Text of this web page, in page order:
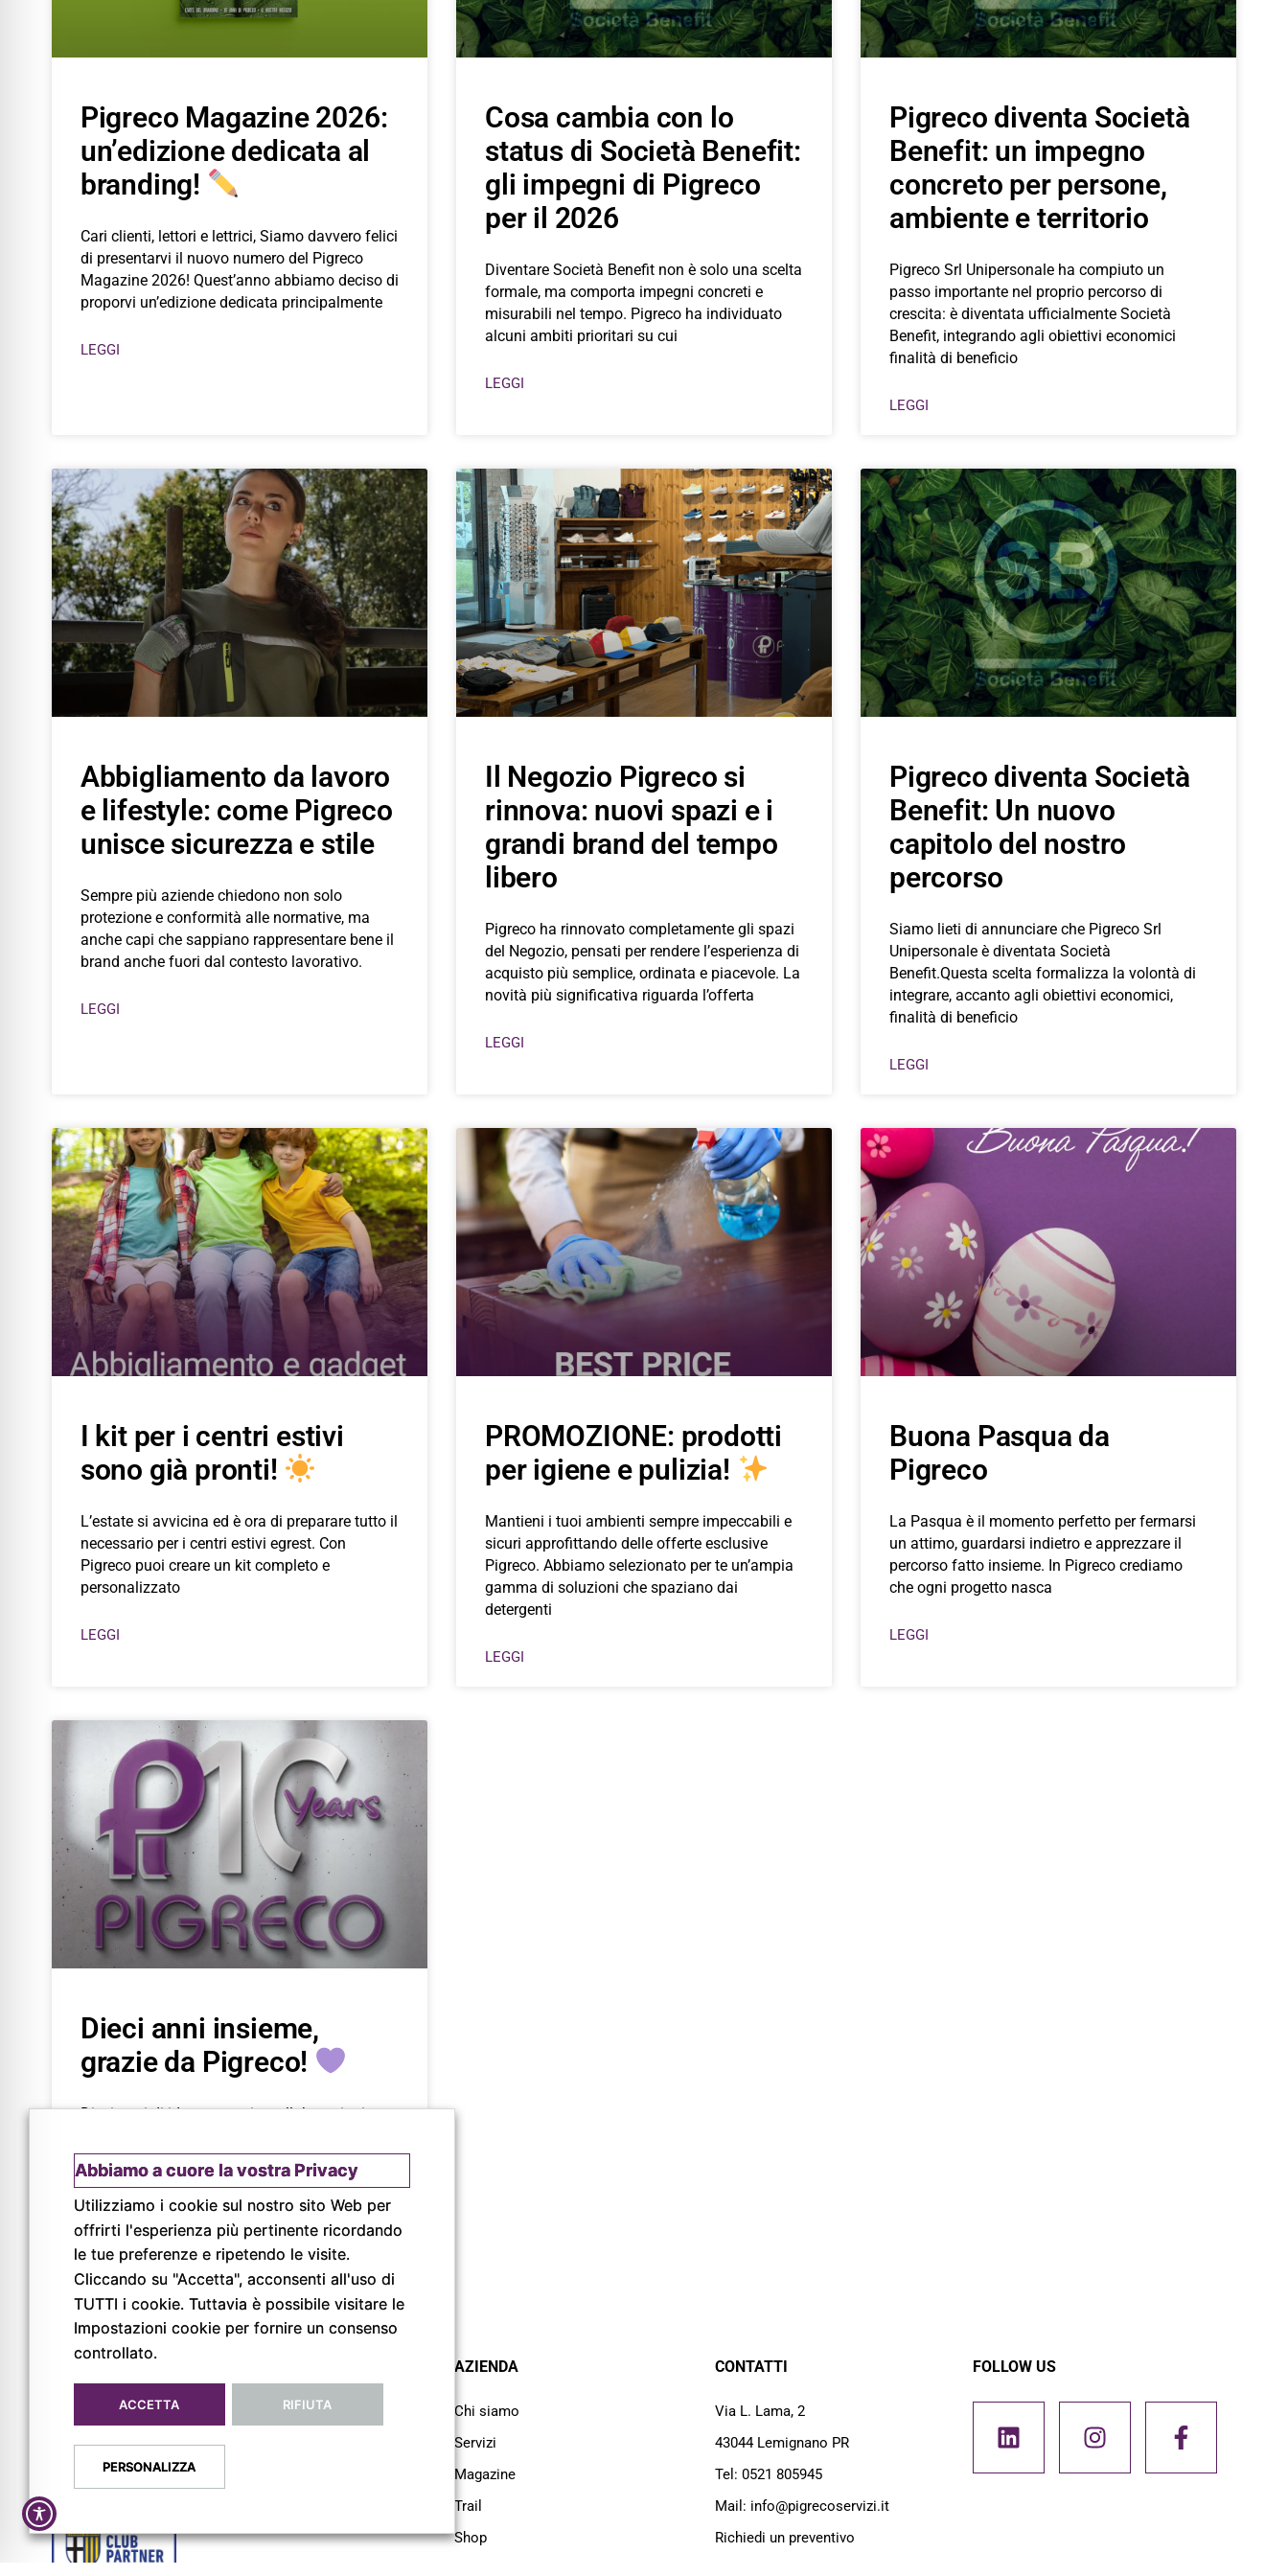
Pigreco Magazine 2026:
un’edizione dedicata al
branding!
Cari clienti, lettori e lettrici, Siamo davvero felici
di presentarvi il nuovo numero del Pigreco
Magazine 2026! Quest’anno abbiamo deciso di
proporvi un’edizione dedicata principalmente
LEGGI
Cosa cambia con lo
status di Società Benefit:
gli impegni di Pigreco
per il 2026
Diventare Società Benefit non è solo una scelta
formale, ma comporta impegni concreti e
misurabili nel tempo. Pigreco ha individuato
alcuni ambiti prioritari su cui
LEGGI
Pigreco diventa Società
Benefit: un impegno
concreto per persone,
ambiente e territorio
Pigreco Srl Unipersonale ha compiuto un
passo importante nel proprio percorso di
crescita: è diventata ufficialmente Società
Benefit, integrando agli obiettivi economici
finalità di beneficio
LEGGI
Abbigliamento da lavoro
e lifestyle: come Pigreco
unisce sicurezza e stile
Sempre più aziende chiedono non solo
protezione e conformità alle normative, ma
anche capi che sappiano rappresentare bene il
brand anche fuori dal contesto lavorativo.
LEGGI
Il Negozio Pigreco si
rinnova: nuovi spazi e i
grandi brand del tempo
libero
Pigreco ha rinnovato completamente gli spazi
del Negozio, pensati per rendere l’esperienza di
acquisto più semplice, ordinata e piacevole. La
novità più significativa riguarda l’offerta
LEGGI
Pigreco diventa Società
Benefit: Un nuovo
capitolo del nostro
percorso
Siamo lieti di annunciare che Pigreco Srl
Unipersonale è diventata Società
Benefit.Questa scelta formalizza la volontà di
integrare, accanto agli obiettivi economici,
finalità di beneficio
LEGGI
I kit per i centri estivi
sono già pronti!
L’estate si avvicina ed è ora di preparare tutto il
necessario per i centri estivi egrest. Con
Pigreco puoi creare un kit completo e
personalizzato
LEGGI
PROMOZIONE: prodotti
per igiene e pulizia!
Mantieni i tuoi ambienti sempre impeccabili e
sicuri approfittando delle offerte esclusive
Pigreco. Abbiamo selezionato per te un’ampia
gamma di soluzioni che spaziano dai
detergenti
LEGGI
Buona Pasqua da
Pigreco
La Pasqua è il momento perfetto per fermarsi
un attimo, guardarsi indietro e apprezzare il
percorso fatto insieme. In Pigreco crediamo
che ogni progetto nasca
LEGGI
Dieci anni insieme,
grazie da Pigreco!
Dieci anni di idee, progetti e collaborazioni.
aziende, professionisti e realtà locali con un
unico obiettivo: offrire soluzioni complete,
personalizzate e
LEGGI
© Copyright 2026
Pigreco Srl Unipersonale
P. IVA: 02789840341
REA: PR-267093
AZIENDA
Chi siamo
Servizi
Magazine
Trail
Shop
CONTATTI
Via L. Lama, 2
43044 Lemignano PR
Tel: 0521 805945
Mail: info@pigrecoservizi.it
Richiedi un preventivo
FOLLOW US
Abbiamo a cuore la vostra Privacy
Utilizziamo i cookie sul nostro sito Web per
offrirti l'esperienza più pertinente ricordando
le tue preferenze e ripetendo le visite.
Cliccando su "Accetta", acconsenti all'uso di
TUTTI i cookie. Tuttavia è possibile visitare le
Impostazioni cookie per fornire un consenso
controllato.
ACCETTA RIFIUTA
PERSONALIZZA